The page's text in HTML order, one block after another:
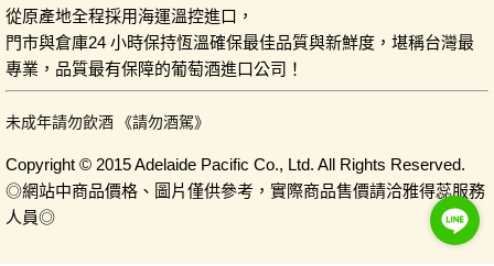
從原產地全程採用海運溫控進口，
門市與倉庫24 小時保持恆溫確保最佳品質與新鮮度，堪稱台灣最
專業，品質最有保障的葡萄酒進口公司！
未成年請勿飲酒 《請勿酒駕》
Copyright © 2015 Adelaide Pacific Co., Ltd. All Rights Reserved.
◎網站中商品價格、圖片僅供參考，實際商品售價請洽雅得蕊服務
人員◎